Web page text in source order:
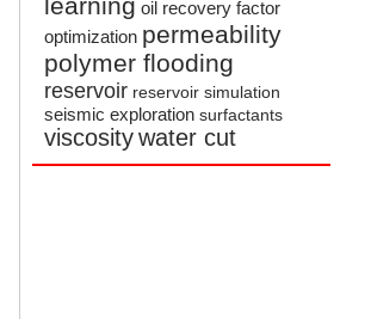
learning oil recovery factor
optimization permeability
polymer flooding
reservoir reservoir simulation
seismic exploration surfactants
viscositywater cut